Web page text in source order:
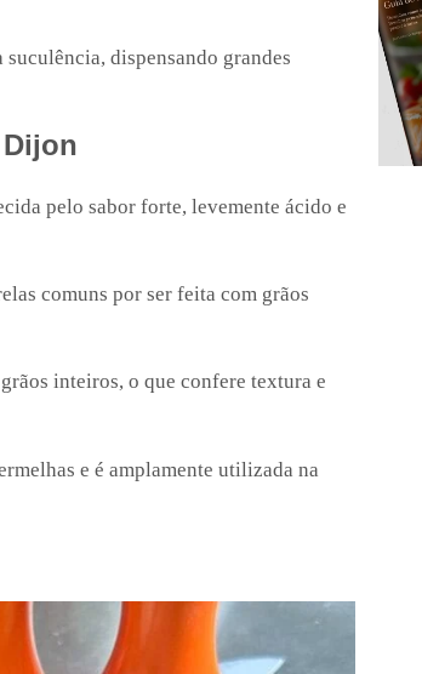
dispensando grandes
pelo sabor forte, levemente ácido e
comuns por ser feita com grãos
inteiros, o que confere textura e
e é amplamente utilizada na